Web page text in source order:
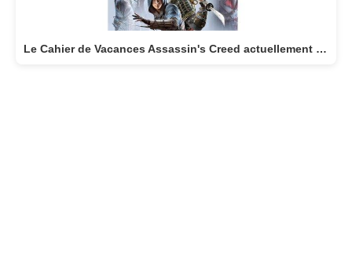
Le Cahier de Vacances Assassin's Creed actuellement disponible